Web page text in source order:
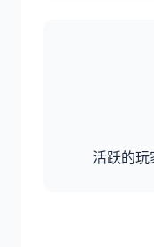
活跃的